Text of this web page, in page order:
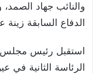
والنائب جهاد
الدفاع السابقة زينة
استقبل رئيس مجلس
الرئاسة الثانية في